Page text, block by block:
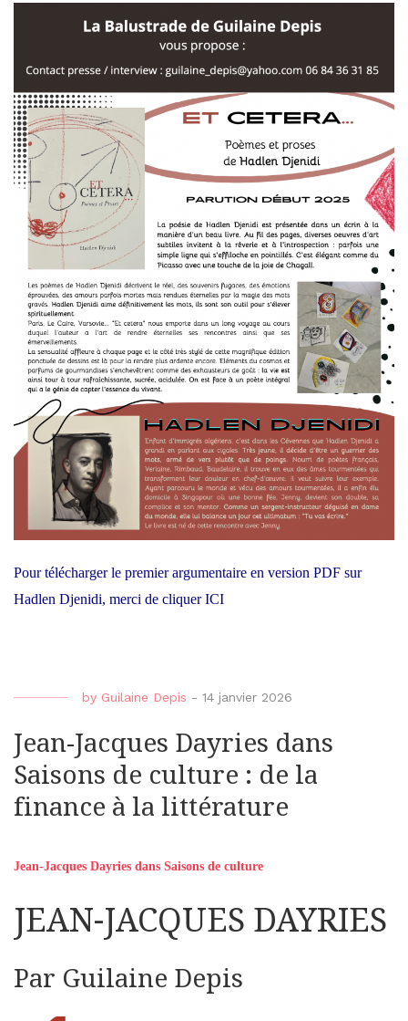
Pour télécharger le premier argumentaire en version PDF sur
Hadlen Djenidi, merci de cliquer ICI
by Guilaine Depis - 14 janvier 2026
Jean-Jacques Dayries dans
Saisons de culture : de la
finance à la littérature
Jean-Jacques Dayries dans Saisons de culture
JEAN-JACQUES DAYRIES
Par Guilaine Depis